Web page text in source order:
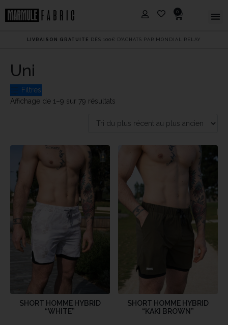
0
LIVRAISON GRATUITE DÈS 100€ D'ACHATS PAR MONDIAL RELAY
Uni
Filtres
Affichage de 1–9 sur 79 résultats
SHORT HOMME HYBRID
“WHITE”
SHORT HOMME HYBRID
“KAKI BROWN”